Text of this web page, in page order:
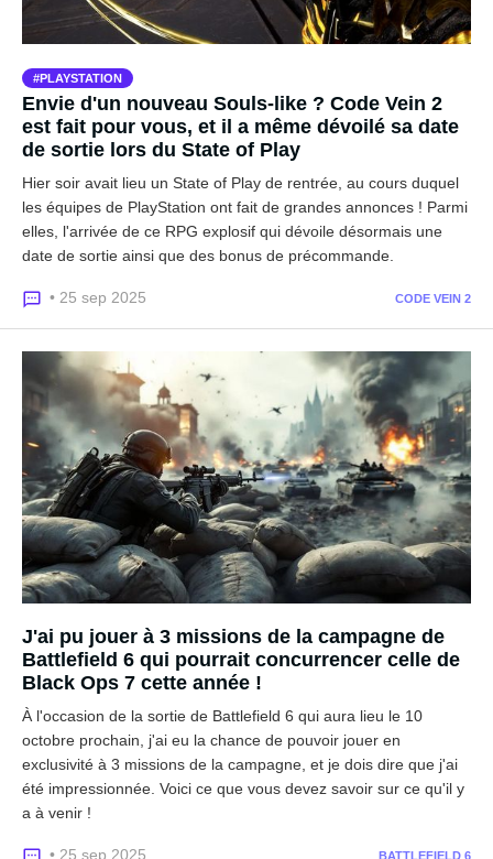
PLAYSTATION
Envie d'un nouveau Souls-like ? Code Vein 2
est fait pour vous, et il a même dévoilé sa date
de sortie lors du State of Play
Hier soir avait lieu un State of Play de rentrée, au cours duquel
les équipes de PlayStation ont fait de grandes annonces ! Parmi
elles, l'arrivée de ce RPG explosif qui dévoile désormais une
date de sortie ainsi que des bonus de précommande.
• 25 sep 2025 CODE VEIN 2
J'ai pu jouer à 3 missions de la campagne de
Battlefield 6 qui pourrait concurrencer celle de
Black Ops 7 cette année !
À l'occasion de la sortie de Battlefield 6 qui aura lieu le 10
octobre prochain, j'ai eu la chance de pouvoir jouer en
exclusivité à 3 missions de la campagne, et je dois dire que j'ai
été impressionnée. Voici ce que vous devez savoir sur ce qu'il y
a à venir !
• 25 sep 2025 BATTLEFIELD 6